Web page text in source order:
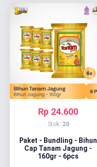
Rp 24.600
Stok: 20
Paket - Bundling - Bihun
Cap Tanam Jagung -
160gr - 6pcs